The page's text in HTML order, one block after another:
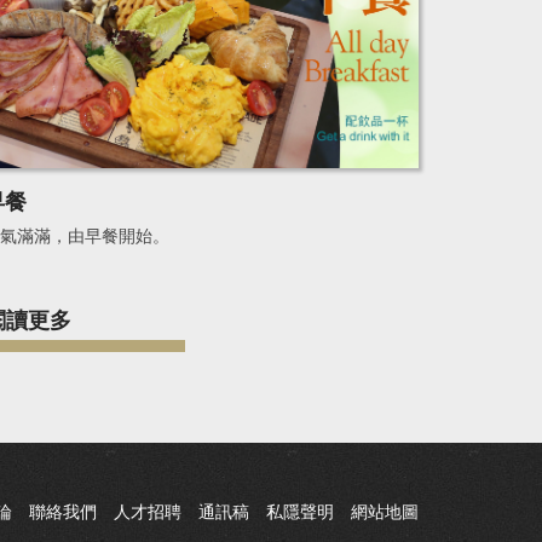
滿滿，由早餐開始。
讀更多
聯絡我們 人才招聘 通訊稿 私隱聲明 網站地圖